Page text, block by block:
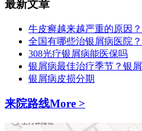
最新文章
牛皮癣越来越严重的原因？
全国有哪些治银屑病医院？
308光疗银屑病能医保吗
银屑病最佳治疗季节？银屑
银屑病皮损分期
来院路线More >